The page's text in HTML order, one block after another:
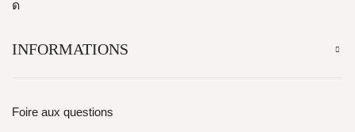
INFORMATIONS
Foire aux questions